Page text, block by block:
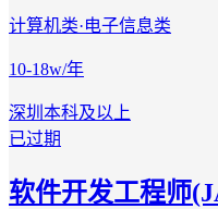
计算机类·电子信息类
10-18w/年
深圳 本科及以上
已过期
软件开发工程师